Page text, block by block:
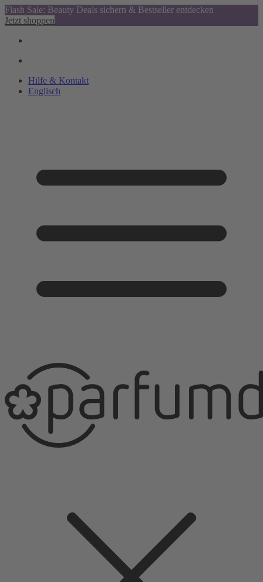
Flash Sale: Beauty Deals sichern & Bestseller entdecken
Jetzt shoppen
Hilfe & Kontakt
Englisch